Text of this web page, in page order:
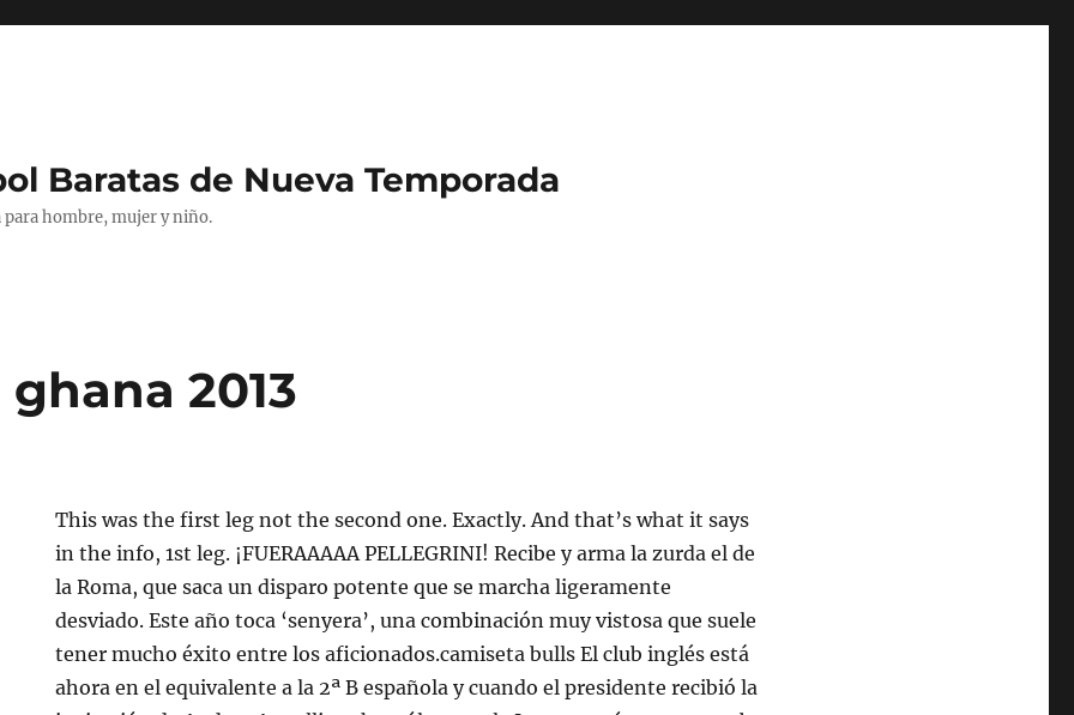
Baratas de Nueva Temporada
para hombre, mujer y niño.
2013
This was the first leg not the second one. Exactly. And that’s what it says
in the info, 1st leg. ¡FUERAAAAA PELLEGRINI! Recibe y arma la zurda el de
la Roma, que saca un disparo potente que se marcha ligeramente
desviado. Este año toca ‘senyera’, una combinación muy vistosa que suele
tener mucho éxito entre los aficionados.camiseta bulls El club inglés está
ahora en el equivalente a la 2ª B española y cuando el presidente recibió la